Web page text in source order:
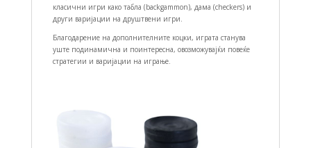
класични игри како табла (backgammon), дама (checkers) и
други варијации на друштвени игри.
Благодарение на дополнителните коцки, играта станува
уште подинамична и поинтересна, овозможувајќи повеќе
стратегии и варијации на играње.